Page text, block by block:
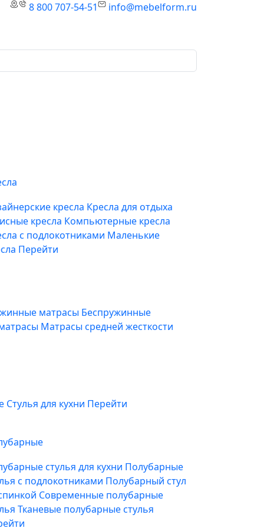
8 800 707-54-51 info@mebelform.ru
кресла Кресла для отдыха
кресла Компьютерные кресла
с подлокотниками Маленькие
Перейти
матрасы Беспружинные
Матрасы средней жесткости
Стулья для кухни Перейти
стулья для кухни Полубарные
с подлокотниками Полубарный стул
Современные полубарные
Тканевые полубарные стулья